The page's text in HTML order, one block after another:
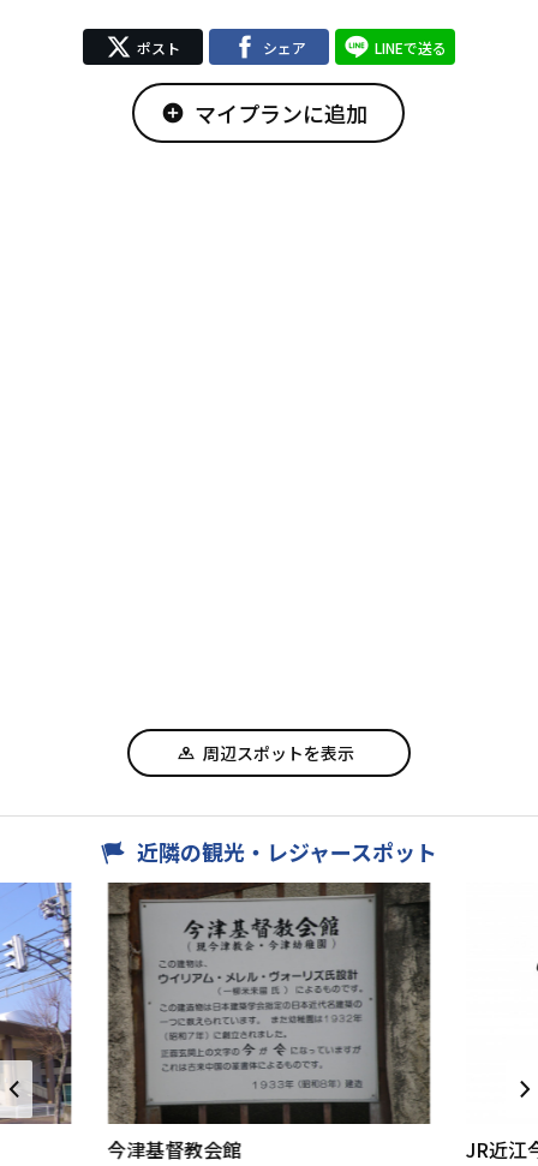
ポスト シェア LINEで送る
add_circle マイプランに追加
周辺スポットを表示
近隣の観光・レジャースポット
今津基督教会館 JR近江